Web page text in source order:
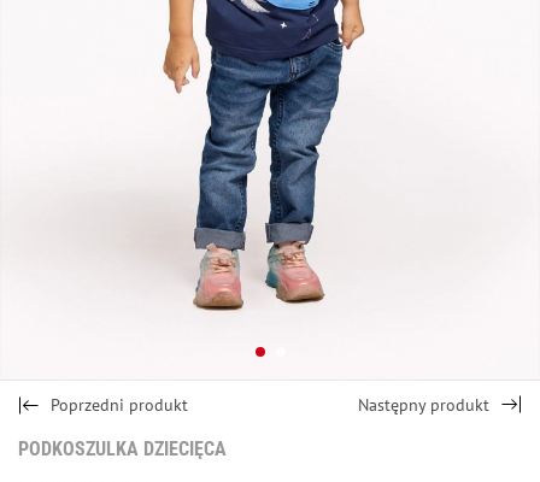
Poprzedni produkt Następny produkt
PODKOSZULKA DZIECIĘCA